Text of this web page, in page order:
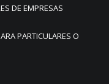
DE EMPRESAS
PARTICULARES O